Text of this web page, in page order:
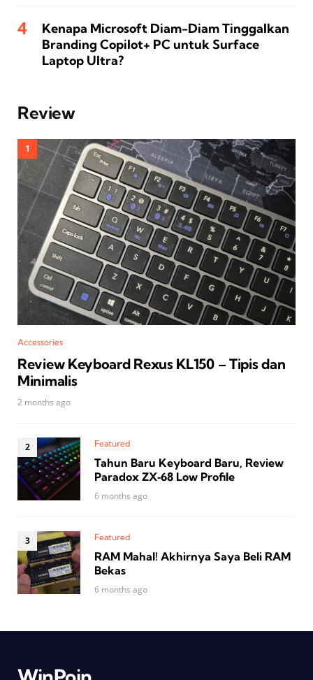
Kenapa Microsoft Diam-Diam Tinggalkan
Branding Copilot+ PC untuk Surface
Laptop Ultra?
Review
Accessories
Review Keyboard Rexus KL150 – Tipis dan
Minimalis
2 months ago
Featured
Tahun Baru Keyboard Baru, Review
Paradox ZX‑68 Low Profile
6 months ago
Featured
RAM Mahal! Akhirnya Saya Beli RAM
Bekas
6 months ago